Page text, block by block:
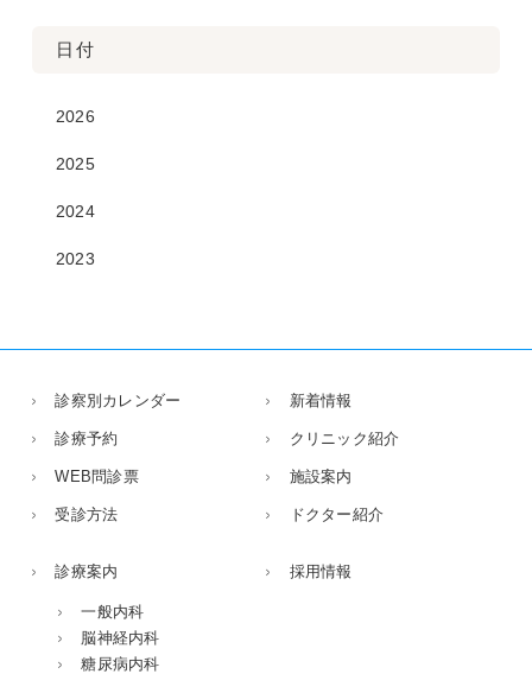
日付
2026
2025
2024
2023
診察別カレンダー
診療予約
WEB問診票
受診方法
新着情報
クリニック紹介
施設案内
ドクター紹介
診療案内
一般内科
脳神経内科
糖尿病内科
採用情報